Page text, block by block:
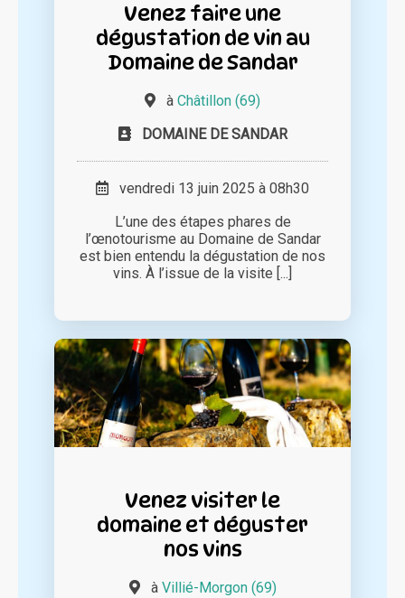
Venez faire une
dégustation de vin au
Domaine de Sandar
à Châtillon (69)
DOMAINE DE SANDAR
vendredi 13 juin 2025 à 08h30
L’une des étapes phares de
l’œnotourisme au Domaine de Sandar
est bien entendu la dégustation de nos
vins. À l’issue de la visite [...]
Venez visiter le
domaine et déguster
nos vins
à Villié-Morgon (69)